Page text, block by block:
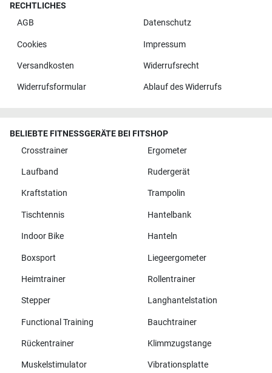
RECHTLICHES
AGB
Datenschutz
Cookies Impressum
Versandkosten Widerrufsrecht
Widerrufsformular Ablauf des Widerrufs
BELIEBTE FITNESSGERÄTE BEI FITSHOP
Crosstrainer
Ergometer
Laufband Rudergerät
Kraftstation Trampolin
Tischtennis Hantelbank
Indoor Bike Hanteln
Boxsport Liegeergometer
Heimtrainer Rollentrainer
Stepper Langhantelstation
Functional Training Bauchtrainer
Rückentrainer Klimmzugstange
Muskelstimulator Vibrationsplatte